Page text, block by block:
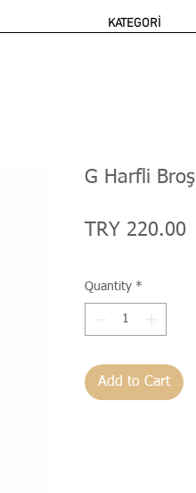
KATEGORİ
G Harfli Broş
TRY 220.00
Quantity *
Add to Cart